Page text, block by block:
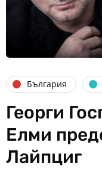
България
Георги
Елми
Лайпциг